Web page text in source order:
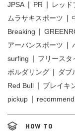
JPSA PR レッド
ムラサキスポーツ
Breaking
アーバンスポーツ
surfing
フリースタ
ボルダリング
ダブ
Red Bull
ブレイキ
pickup
recommend
HOW TO